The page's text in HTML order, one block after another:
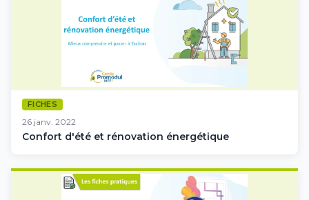
FICHES
26 janv. 2022
Confort d'été et rénovation énergétique